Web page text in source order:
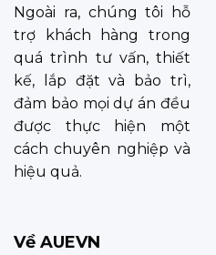
Ngoài ra, chúng tôi hỗ
trợ khách hàng trong
quá trình tư vấn, thiết
kế, lắp đặt và bảo trì,
đảm bảo mọi dự án đều
được thực hiện một
cách chuyên nghiệp và
hiệu quả.
Về AUEVN